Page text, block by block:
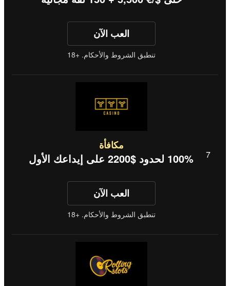
العب الآن
تنطبق الشروط والأحكام. +18
مكافأة
100% لحدود $2200 على إيداعك الأول
العب الآن
تنطبق الشروط والأحكام. +18